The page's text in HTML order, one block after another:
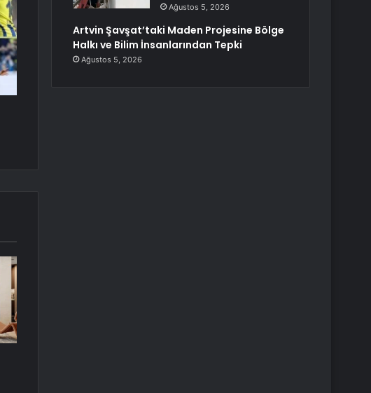
Ağustos 5, 2026
Artvin Şavşat’taki Maden Projesine Bölge
Halkı ve Bilim İnsanlarından Tepki
Ağustos 5, 2026